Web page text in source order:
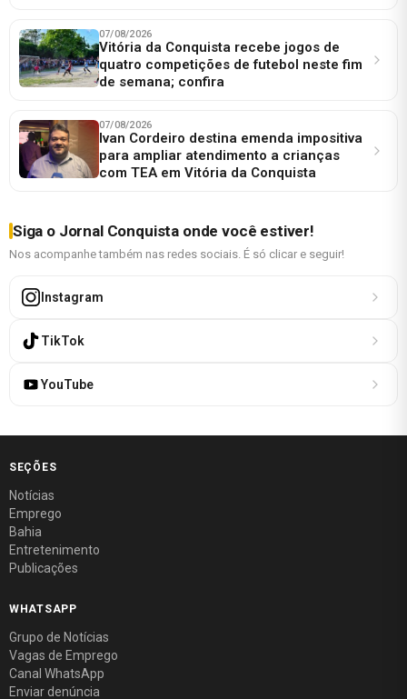
07/08/2026
Vitória da Conquista recebe jogos de
quatro competições de futebol neste fim
de semana; confira
07/08/2026
Ivan Cordeiro destina emenda impositiva
para ampliar atendimento a crianças
com TEA em Vitória da Conquista
Siga o Jornal Conquista onde você estiver!
Nos acompanhe também nas redes sociais. É só clicar e seguir!
Instagram
TikTok
YouTube
SEÇÕES
Notícias
Emprego
Bahia
Entretenimento
Publicações
WHATSAPP
Grupo de Notícias
Vagas de Emprego
Canal WhatsApp
Enviar denúncia